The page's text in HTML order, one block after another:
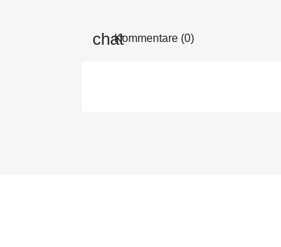
Kommentare (0)